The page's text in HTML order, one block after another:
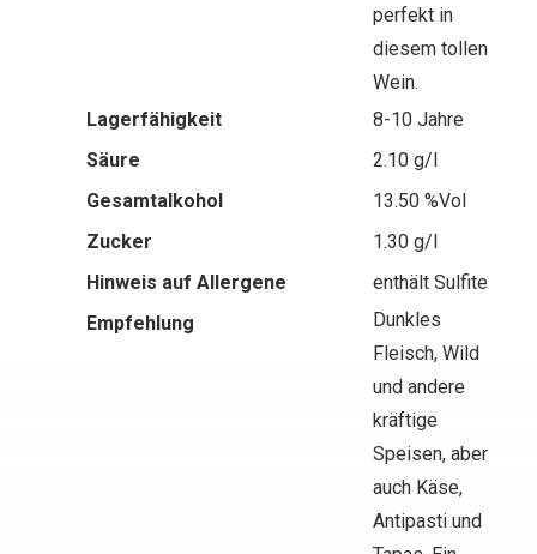
perfekt in
diesem tollen
Wein.
Lagerfähigkeit
8-10 Jahre
Säure
2.10 g/l
Gesamtalkohol
13.50 %Vol
Zucker
1.30 g/l
Hinweis auf Allergene
enthält Sulfite
Empfehlung
Dunkles
Fleisch, Wild
und andere
kräftige
Speisen, aber
auch Käse,
Antipasti und